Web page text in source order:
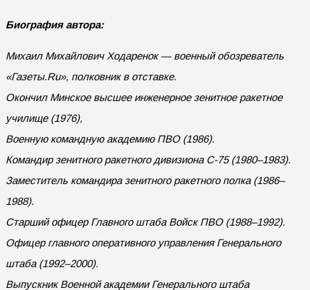
Биография автора:
Михаил Михайлович Ходаренок — военный обозреватель
«Газеты.Ru», полковник в отставке.
Окончил Минское высшее инженерное зенитное ракетное
училище (1976),
Военную командную академию ПВО (1986).
Командир зенитного ракетного дивизиона С-75 (1980–1983).
Заместитель командира зенитного ракетного полка (1986–
1988).
Старший офицер Главного штаба Войск ПВО (1988–1992).
Офицер главного оперативного управления Генерального
штаба (1992–2000).
Выпускник Военной академии Генерального штаба